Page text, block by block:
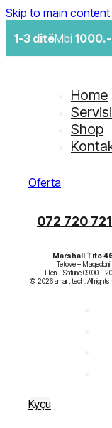
Skip to main content
1-3 ditëMbi 1000.-
Home
Shop
Oferta
072 720 721
Marshall Tito
Tetove – Maqedoni
Hen – Shtune 09:00 –
Kyçu